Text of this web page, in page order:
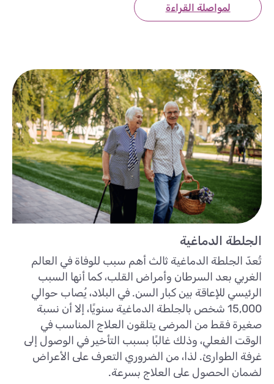
لمواصلة القراءة
الجلطة الدماغية
تُعدّ الجلطة الدماغية ثالث أهم سبب للوفاة في العالم
الغربي بعد السرطان وأمراض القلب، كما أنها السبب
الرئيسي للإعاقة بين كبار السن. في البلاد، يُصاب حوالي
15,000 شخص بالجلطة الدماغية سنويًا، إلا أن نسبة
صغيرة فقط من المرضى يتلقون العلاج المناسب في
الوقت الفعلي، وذلك غالبًا بسبب التأخير في الوصول إلى
غرفة الطوارئ. لذا، من الضروري التعرف على الأعراض
لضمان الحصول على العلاج بسرعة.